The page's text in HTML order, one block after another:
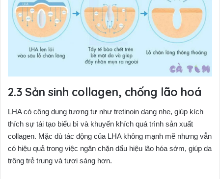
Sản sinh collagen, chống lão hoá
LHA có công dụng tương tự như tretinoin dạng nhẹ, giúp kích
thích sự tái tạo biểu bì và khuyến khích quá trình sản xuất
collagen. Mặc dù tác động của LHA không mạnh mẽ nhưng vẫn
có hiệu quả trong việc ngăn chặn dấu hiệu lão hóa sớm, giúp da
trông trẻ trung và tươi sáng hơn.